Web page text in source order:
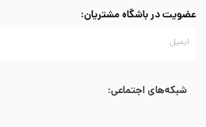
عضویت در باشگاه مشتریان:
شبکه‌های اجتماعی: